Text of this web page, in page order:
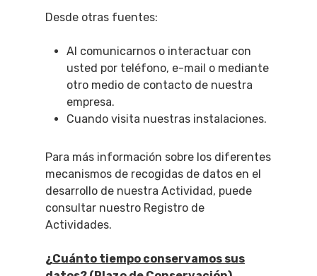
Desde otras fuentes:
Al comunicarnos o interactuar con
usted por teléfono, e-mail o mediante
otro medio de contacto de nuestra
empresa.
Cuando visita nuestras instalaciones.
Para más información sobre los diferentes
mecanismos de recogidas de datos en el
desarrollo de nuestra Actividad, puede
consultar nuestro Registro de
Actividades.
¿Cuánto tiempo conservamos sus